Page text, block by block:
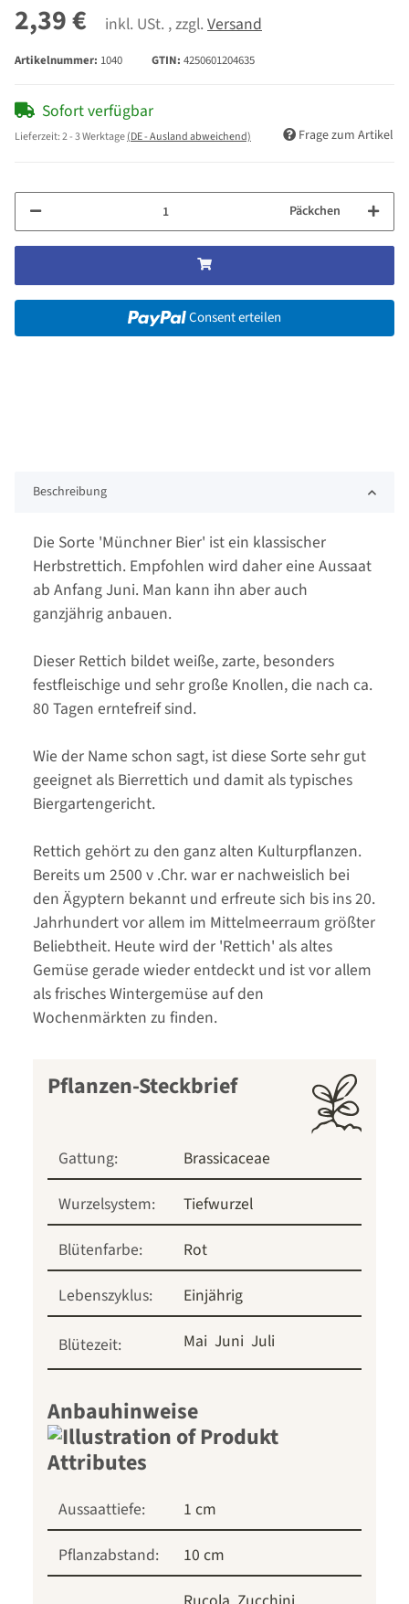
2,39 € inkl. USt. , zzgl. Versand
Artikelnummer: 1040 GTIN: 4250601204635
Sofort verfügbar
Lieferzeit:2 - 3 Werktage(DE - Ausland abweichend) Frage zum Artikel
Päckchen
Consent erteilen
Beschreibung
Die Sorte 'Münchner Bier' ist ein klassischer
Herbstrettich. Empfohlen wird daher eine Aussaat
ab Anfang Juni. Man kann ihn aber auch
ganzjährig anbauen.
Dieser Rettich bildet weiße, zarte, besonders
festfleischige und sehr große Knollen, die nach ca.
80 Tagen erntefreif sind.
Wie der Name schon sagt, ist diese Sorte sehr gut
geeignet als Bierrettich und damit als typisches
Biergartengericht.
Rettich gehört zu den ganz alten Kulturpflanzen.
Bereits um 2500 v .Chr. war er nachweislich bei
den Ägyptern bekannt und erfreute sich bis ins 20.
Jahrhundert vor allem im Mittelmeerraum größter
Beliebtheit. Heute wird der 'Rettich' als altes
Gemüse gerade wieder entdeckt und ist vor allem
als frisches Wintergemüse auf den
Wochenmärkten zu finden.
Pflanzen-Steckbrief
Gattung:
Brassicaceae
Wurzelsystem:
Tiefwurzel
Blütenfarbe:
Rot
Lebenszyklus:
Einjährig
Blütezeit: Mai Juni Juli
Anbauhinweise
Aussaattiefe:
1 cm
Pflanzabstand:
10 cm